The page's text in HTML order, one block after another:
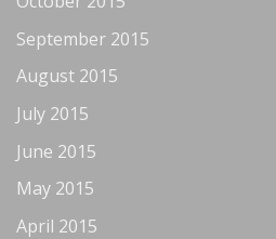
September 2015
August 2015
July 2015
June 2015
May 2015
April 2015